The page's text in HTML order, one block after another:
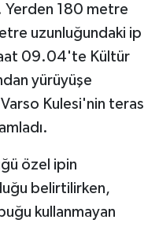
Yerden 180 metre
uzunluğundaki ip
09.04'te Kültür
yürüyüşe
Kulesi'nin teras
özel ipin
belirtilirken,
kullanmayan